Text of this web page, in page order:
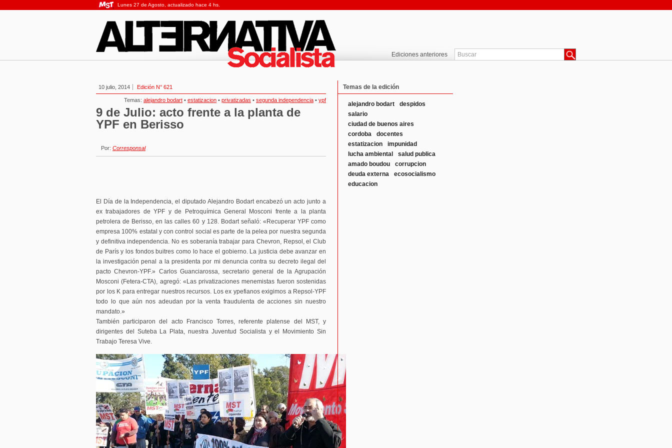
Lunes 27 de Agosto, actualizado hace 4 hs.
Ediciones anteriores
10 julio, 2014 Edición N° 621
Temas: alejandro bodart • estatizacion • privatizadas • segunda independencia • ypf
9 de Julio: acto frente a la planta de
YPF en Berisso
Por: Corresponsal
El Día de la Independencia, el diputado Alejandro Bodart encabezó un acto junto a
ex trabajadores de YPF y de Petroquímica General Mosconi frente a la planta
petrolera de Berisso, en las calles 60 y 128. Bodart señaló: «Recuperar YPF como
empresa 100% estatal y con control social es parte de la pelea por nuestra segunda
y definitiva independencia. No es soberanía trabajar para Chevron, Repsol, el Club
de París y los fondos buitres como lo hace el gobierno. La justicia debe avanzar en
la investigación penal a la presidenta por mi denuncia contra su decreto ilegal del
pacto Chevron-YPF.» Carlos Guanciarossa, secretario general de la Agrupación
Mosconi (Fetera-CTA), agregó: «Las privatizaciones menemistas fueron sostenidas
por los K para entregar nuestros recursos. Los ex ypefianos exigimos a Repsol-YPF
todo lo que aún nos adeudan por la venta fraudulenta de acciones sin nuestro
mandato.»
También participaron del acto Francisco Torres, referente platense del MST, y
dirigentes del Suteba La Plata, nuestra Juventud Socialista y el Movimiento Sin
Trabajo Teresa Vive.
Temas de la edición
alejandro bodart
despidos
salario
ciudad de buenos aires
cordoba
docentes
estatizacion
impunidad
lucha ambiental
salud publica
amado boudou
corrupcion
deuda externa
ecosocialismo
educacion